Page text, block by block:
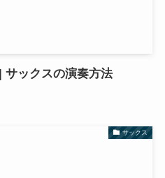
サックスの演奏方法
サックス